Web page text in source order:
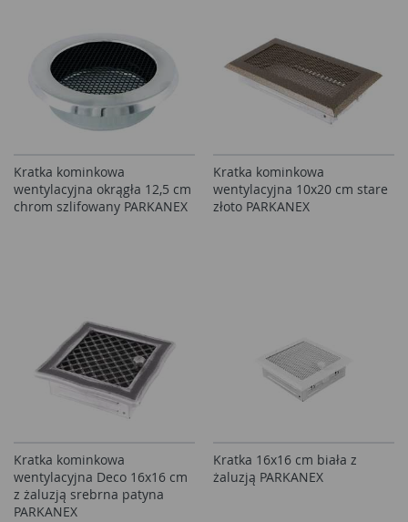
Kratka kominkowa
wentylacyjna okrągła 12,5 cm
chrom szlifowany PARKANEX
Kratka kominkowa
wentylacyjna 10x20 cm stare
złoto PARKANEX
Kratka kominkowa
wentylacyjna Deco 16x16 cm
z żaluzją srebrna patyna
PARKANEX
Kratka 16x16 cm biała z
żaluzją PARKANEX